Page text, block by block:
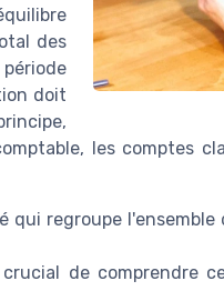
des
doit
les comptes
qui regroupe
de comprendre